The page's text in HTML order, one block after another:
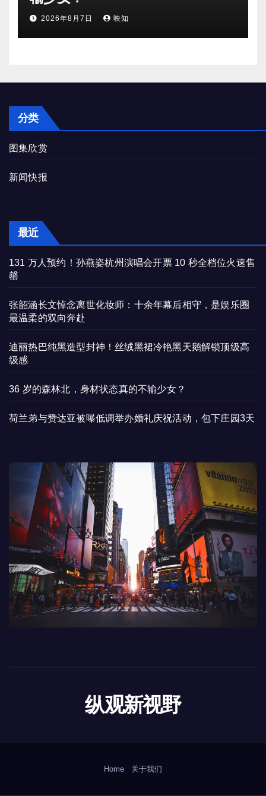
2026年8月7日 映知
分类
图集欣赏
新闻快报
最近
131 万人预约！孙燕姿杭州演唱会开票 10 秒全档位火速售
罄
张韶涵长文悼念离世化妆师：十余年幕后相守，是娱乐圈
最温柔的双向奔赴
迪丽热巴纯黑造型封神！丝绒黑裙冷艳黑天鹅解锁顶级高
级感
36 岁的森林北，身材状态真的不输少女？
荷兰弟与赞达亚被曝低调举办婚礼庆祝活动，包下庄园3天
纵观新视野
Home 关于我们